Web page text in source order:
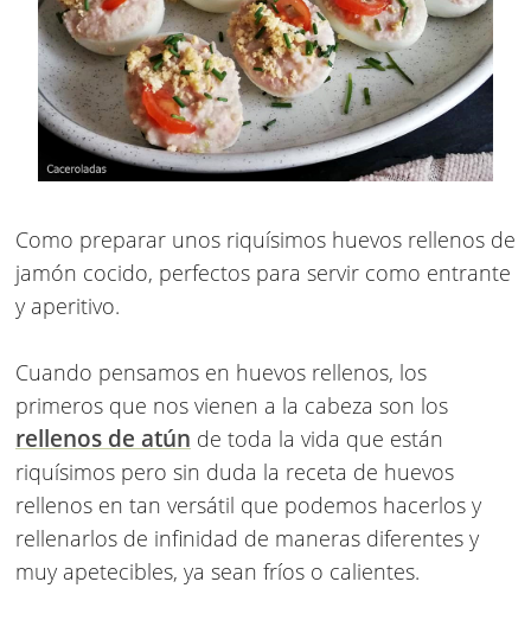
Como preparar unos riquísimos huevos rellenos de
jamón cocido, perfectos para servir como entrante
y aperitivo.
Cuando pensamos en huevos rellenos, los
primeros que nos vienen a la cabeza son los
rellenos de atún de toda la vida que están
riquísimos pero sin duda la receta de huevos
rellenos en tan versátil que podemos hacerlos y
rellenarlos de infinidad de maneras diferentes y
muy apetecibles, ya sean fríos o calientes.